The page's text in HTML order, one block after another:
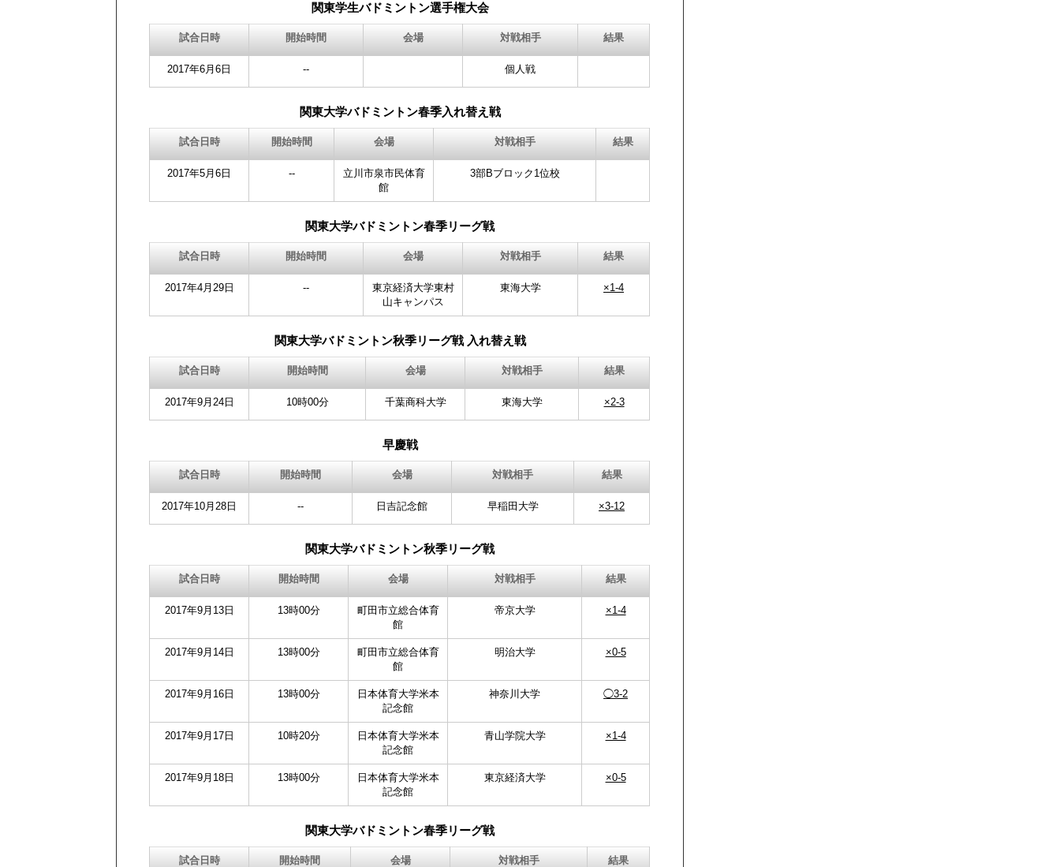
関東学生バドミントン選手権大会
試合日時 開始時間 会場 対戦相手 結果
2017年6月6日 -- 個人戦
関東大学バドミントン春季入れ替え戦
試合日時 開始時間 会場 対戦相手 結果
2017年5月6日 --
立川市泉市民体育
館
3部Bブロック1位校
関東大学バドミントン春季リーグ戦
試合日時 開始時間 会場 対戦相手 結果
2017年4月29日 --
東京経済大学東村
山キャンパス
東海大学 ×1-4
関東大学バドミントン秋季リーグ戦 入れ替え戦
試合日時 開始時間 会場 対戦相手 結果
2017年9月24日 10時00分 千葉商科大学 東海大学 ×2-3
早慶戦
試合日時 開始時間 会場 対戦相手 結果
2017年10月28日 -- 日吉記念館 早稲田大学 ×3-12
関東大学バドミントン秋季リーグ戦
試合日時 開始時間 会場 対戦相手 結果
2017年9月13日 13時00分
町田市立総合体育
館
帝京大学 ×1-4
2017年9月14日 13時00分
町田市立総合体育
館
明治大学 ×0-5
2017年9月16日 13時00分
日本体育大学米本
記念館
神奈川大学 ◯3-2
2017年9月17日 10時20分
日本体育大学米本
記念館
青山学院大学 ×1-4
2017年9月18日 13時00分
日本体育大学米本
記念館
東京経済大学 ×0-5
関東大学バドミントン春季リーグ戦
試合日時 開始時間 会場 対戦相手 結果